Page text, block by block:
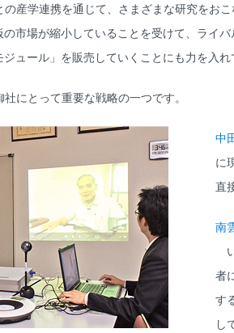
産学連携を通じて、さまざまな研究をおこ
市場が縮小していることを受けて、ライ
ジュール」を販売していくことにも力を入
にとって重要な戦略の一つです。
中
に
直
南
者
す
し